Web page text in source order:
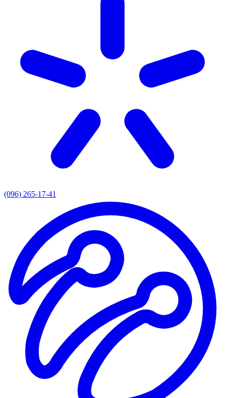
(096) 265-17-41